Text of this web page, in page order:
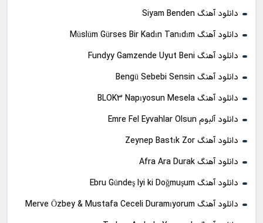
دانلود آهنگ Siyam Benden
دانلود آهنگ Müslüm Gürses Bir Kadın Tanıdım
دانلود آهنگ Fundyy Gamzende Uyut Beni
دانلود آهنگ Bengü Sebebi Sensin
دانلود آهنگ BLOK3 Napıyosun Mesela
دانلود آلبوم Emre Fel Eyvahlar Olsun
دانلود آهنگ Zeynep Bastık Zor
دانلود آهنگ Afra Ara Durak
دانلود آهنگ Ebru Gündeş Iyi ki Doğmuşum
دانلود آهنگ Merve Özbey & Mustafa Ceceli Duramıyorum